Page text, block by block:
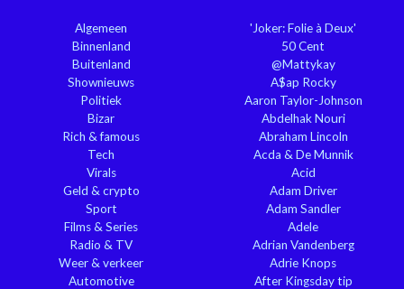
Algemeen
Binnenland
Buitenland
Shownieuws
Politiek
Bizar
Rich & famous
Tech
Virals
Geld & crypto
Sport
Films & Series
Radio & TV
Weer & verkeer
Automotive
'Joker: Folie à Deux'
50 Cent
@Mattykay
A$ap Rocky
Aaron Taylor-Johnson
Abdelhak Nouri
Abraham Lincoln
Acda & De Munnik
Acid
Adam Driver
Adam Sandler
Adele
Adrian Vandenberg
Adrie Knops
After Kingsday tip